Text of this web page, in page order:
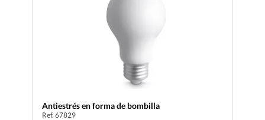
Antiestrés en forma de bombilla
Ref. 67829